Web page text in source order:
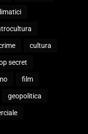
cultura
secret
film
geopolitica